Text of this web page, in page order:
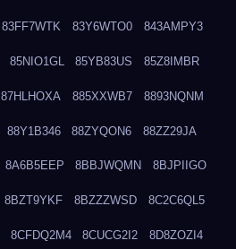
83FF7WTK 83Y6WTO0 843AMPY3
85NIO1GL 85YB83US 85Z8IMBR
87HLHOXA 885XXWB7 8893NQNM
88Y1B346 88ZYQON6 88ZZ29JA
8A6B5EEP 8BBJWQMN 8BJPIIGO
8BZT9YKF 8BZZZWSD 8C2C6QL5
8CFDQ2M4 8CUCG2I2 8D8ZOZI4